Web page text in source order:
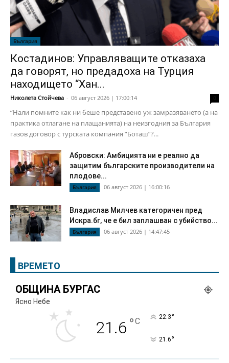
България
Костадинов: Управляващите отказаха
да говорят, но предадоха на Турция
находището “Хан...
Николета Стойчева - 06 август 2026 | 17:00:14
“Нали помните как ни беше представено уж замразяването (а на
практика отлагане на плащанията) на неизгодния за България
газов договор с турската компания “Боташ”?...
Абровски: Амбицията ни е реално да
защитим българските производители на
плодове...
България 06 август 2026 | 16:00:16
Владислав Милчев категоричен пред
Искра.бг, че е бил заплашван с убийство...
България 06 август 2026 | 14:47:45
ВРЕМЕТО
ОБЩИНА БУРГАС
Ясно Небе
21.6 °C 22.3°
21.6°